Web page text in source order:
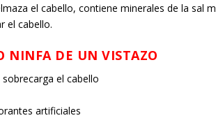
el cabello, contiene minerales de la sal
el cabello.
NINFA DE UN VISTAZO
el cabello
artificiales